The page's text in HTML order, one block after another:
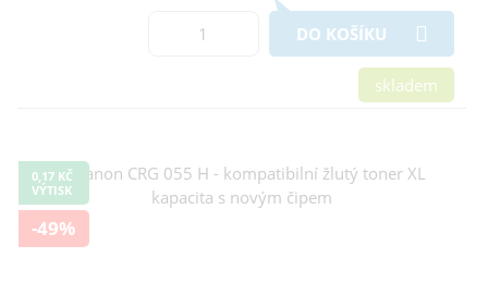
DO KOŠÍKU
skladem
0,17 KČ
VÝTISK
-49%